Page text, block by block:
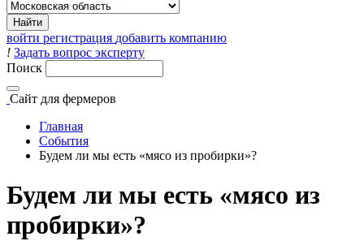
войти регистрация добавить компанию
! Задать вопрос эксперту
Поиск
Сайт для фермеров
Главная
События
Будем ли мы есть «мясо из пробирки»?
Будем ли мы есть «мясо из
пробирки»?